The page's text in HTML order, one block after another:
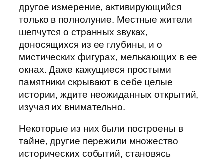
другое измерение, активирующийся
только в полнолуние. Местные жители
шепчутся о странных звуках,
доносящихся из ее глубины, и о
мистических фигурах, мелькающих в ее
окнах. Даже кажущиеся простыми
памятники скрывают в себе целые
истории, ждите неожиданных открытий,
изучая их внимательно.
Некоторые из них были построены в
тайне, другие пережили множество
исторических событий, становясь